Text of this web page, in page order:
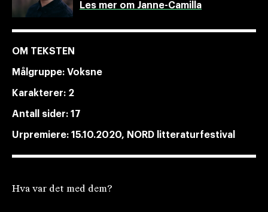
Les mer om Janne-Camilla
OM TEKSTEN
Målgruppe: Voksne
Karakterer: 2
Antall sider: 17
Urpremiere: 15.10.2020, NORD litteraturfestival
Hva var det med dem?